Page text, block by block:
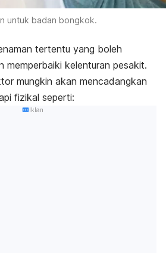
untuk badan bongkok.
tertentu yang boleh
memperbaiki kelenturan pesakit.
mungkin akan mencadangkan
fizikal seperti:
Iklan